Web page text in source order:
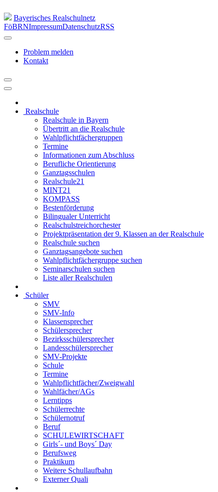
Bayerisches Realschulnetz
FöBRNImpressumDatenschutzRSS
Problem melden
Kontakt
Realschule
Realschule in Bayern
Übertritt an die Realschule
Wahlpflichtfächergruppen
Termine
Informationen zum Abschluss
Berufliche Orientierung
Ganztagsschulen
Realschule21
MINT21
KOMPASS
Bestenförderung
Bilingualer Unterricht
Realschulstreichorchester
Projektpräsentation der 9. Klassen an der Realschule
Realschule suchen
Ganztagsangebote suchen
Wahlpflichtfächergruppe suchen
Seminarschulen suchen
Liste aller Realschulen
Schüler
SMV
SMV-Info
Klassensprecher
Schülersprecher
Bezirksschülersprecher
Landesschülersprecher
SMV-Projekte
Schule
Termine
Wahlpflichtfächer/Zweigwahl
Wahlfächer/AGs
Lerntipps
Schülerrechte
Schülernotruf
Beruf
SCHULEWIRTSCHAFT
Girls´- und Boys´ Day
Berufsweg
Praktikum
Weitere Schullaufbahn
Externer Quali